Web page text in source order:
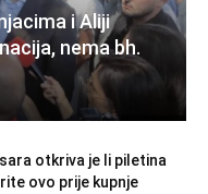
i Aliji
nema bh.
otkriva je li piletina
ovo prije kupnje